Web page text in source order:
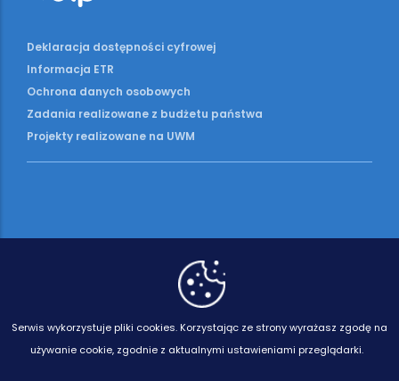
Deklaracja dostępności cyfrowej
Informacja ETR
Ochrona danych osobowych
Zadania realizowane z budżetu państwa
Projekty realizowane na UWM
Serwis wykorzystuje pliki cookies. Korzystając ze strony wyrażasz zgodę na
używanie cookie, zgodnie z aktualnymi ustawieniami przeglądarki.